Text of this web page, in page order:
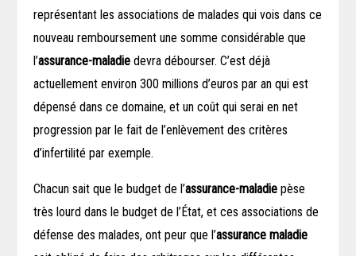
représentant les associations de malades qui vois dans ce
nouveau remboursement une somme considérable que
l’assurance-maladie devra débourser. C’est déjà
actuellement environ 300 millions d’euros par an qui est
dépensé dans ce domaine, et un coût qui serai en net
progression par le fait de l’enlèvement des critères
d’infertilité par exemple.
Chacun sait que le budget de l’assurance-maladie pèse
très lourd dans le budget de l’État, et ces associations de
défense des malades, ont peur que l’assurance maladie